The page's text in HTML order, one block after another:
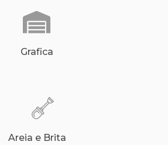
Grafica
Areia e Brita